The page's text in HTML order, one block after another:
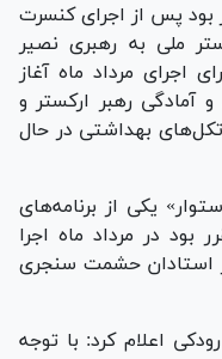
بود پس از اجرای کنسرت
ملی به رهبری نصیر
اجرای مرداد ماه آغاز
آمادگی رهبر ارکستر و
بهداشتی در حال
یکی از برنامه‌های
بود در مرداد ماه اجرا
استادان حشمت سنجری
اعلام کرد: با توجه